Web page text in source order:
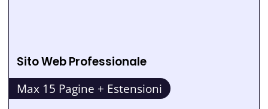
Sito Web Professionale
Max 15 Pagine + Estensioni